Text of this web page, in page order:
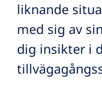
liknande
med sig av
dig insikter i